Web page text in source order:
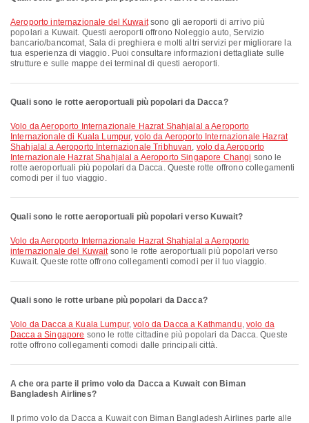
Aeroporto internazionale del Kuwaitsono gli aeroporti di arrivo più
popolari a Kuwait. Questi aeroporti offrono Noleggio auto, Servizio
bancario/bancomat, Sala di preghiera e molti altri servizi per migliorare la
tua esperienza di viaggio. Puoi consultare informazioni dettagliate sulle
strutture e sulle mappe dei terminal di questi aeroporti.
Quali sono le rotte aeroportuali più popolari da Dacca?
volo da Aeroporto Internazionale Hazrat Shahjalal a Aeroporto
Internazionale di Kuala Lumpur,volo da Aeroporto Internazionale Hazrat
Shahjalal a Aeroporto Internazionale Tribhuvan, volo da Aeroporto
Internazionale Hazrat Shahjalal a Aeroporto Singapore Changi sono le
rotte aeroportuali più popolari da Dacca. Queste rotte offrono collegamenti
comodi per il tuo viaggio.
Quali sono le rotte aeroportuali più popolari verso Kuwait?
volo da Aeroporto Internazionale Hazrat Shahjalal a Aeroporto
internazionale del Kuwaitsono le rotte aeroportuali più popolari verso
Kuwait. Queste rotte offrono collegamenti comodi per il tuo viaggio.
Quali sono le rotte urbane più popolari da Dacca?
volo da Dacca a Kuala Lumpur,volo da Dacca a Kathmandu, volo da
Dacca a Singapore sono le rotte cittadine più popolari da Dacca. Queste
rotte offrono collegamenti comodi dalle principali città.
A che ora parte il primo volo da Dacca a Kuwait con Biman
Bangladesh Airlines?